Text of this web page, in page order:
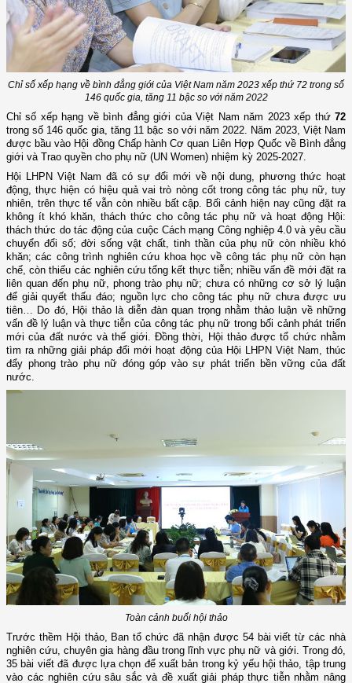
Chỉ số xếp hạng về bình đẳng giới của Việt Nam năm 2023 xếp thứ 72 trong số
146 quốc gia, tăng 11 bậc so với năm 2022
Chỉ số xếp hạng về bình đẳng giới của Việt Nam năm 2023 xếp thứ 72
trong số 146 quốc gia, tăng 11 bậc so với năm 2022. Năm 2023, Việt Nam
được bầu vào Hội đồng Chấp hành Cơ quan Liên Hợp Quốc về Bình đẳng
giới và Trao quyền cho phụ nữ (UN Women) nhiệm kỳ 2025-2027.
Hội LHPN Việt Nam đã có sự đổi mới về nội dung, phương thức hoạt
động, thực hiện có hiệu quả vai trò nòng cốt trong công tác phụ nữ, tuy
nhiên, trên thực tế vẫn còn nhiều bất cập. Bối cảnh hiện nay cũng đặt ra
không ít khó khăn, thách thức cho công tác phụ nữ và hoạt động Hội:
thách thức do tác động của cuộc Cách mạng Công nghiệp 4.0 và yêu cầu
chuyển đổi số; đời sống vật chất, tinh thần của phụ nữ còn nhiều khó
khăn; các công trình nghiên cứu khoa học về công tác phụ nữ còn hạn
chế, còn thiếu các nghiên cứu tổng kết thực tiễn; nhiều vấn đề mới đặt ra
liên quan đến phụ nữ, phong trào phụ nữ; chưa có những cơ sở lý luận
để giải quyết thấu đáo; nguồn lực cho công tác phụ nữ chưa được ưu
tiên… Do đó, Hội thảo là diễn đàn quan trọng nhằm thảo luận về những
vấn đề lý luận và thực tiễn của công tác phụ nữ trong bối cảnh phát triển
mới của đất nước và thế giới. Đồng thời, Hội thảo được tổ chức nhằm
tìm ra những giải pháp đổi mới hoạt động của Hội LHPN Việt Nam, thúc
đẩy phong trào phụ nữ đóng góp vào sự phát triển bền vững của đất
nước.
Toàn cảnh buổi hội thảo
Trước thềm Hội thảo, Ban tổ chức đã nhận được 54 bài viết từ các nhà
nghiên cứu, chuyên gia hàng đầu trong lĩnh vực phụ nữ và giới. Trong đó,
35 bài viết đã được lựa chọn để xuất bản trong kỷ yếu hội thảo, tập trung
vào các nghiên cứu sâu sắc và đề xuất giải pháp thực tiễn nhằm nâng